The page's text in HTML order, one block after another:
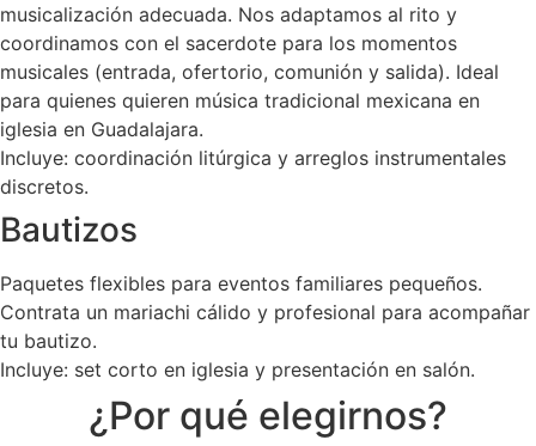
musicalización adecuada. Nos adaptamos al rito y
coordinamos con el sacerdote para los momentos
musicales (entrada, ofertorio, comunión y salida). Ideal
para quienes quieren música tradicional mexicana en
iglesia en Guadalajara.
Incluye: coordinación litúrgica y arreglos instrumentales
discretos.
Bautizos
Paquetes flexibles para eventos familiares pequeños.
Contrata un mariachi cálido y profesional para acompañar
tu bautizo.
Incluye: set corto en iglesia y presentación en salón.
¿Por qué elegirnos?